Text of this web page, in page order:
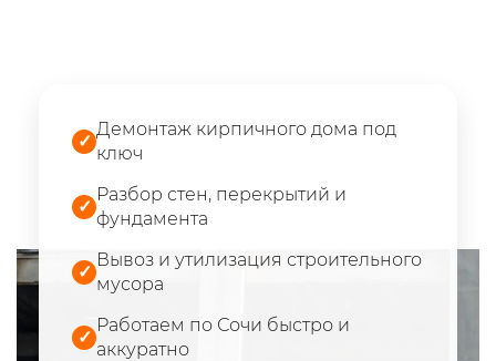
✓
Демонтаж кирпичного дома под
ключ
✓
Разбор стен, перекрытий и
фундамента
✓
Вывоз и утилизация строительного
мусора
✓
Работаем по Сочи быстро и
аккуратно